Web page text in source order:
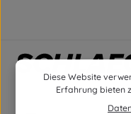
Diese Website
Erfahrung bieten